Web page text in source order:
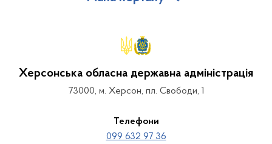
Херсонська обласна державна адміністрація
73000, м. Херсон, пл. Свободи, 1
Телефони
099 632 97 36